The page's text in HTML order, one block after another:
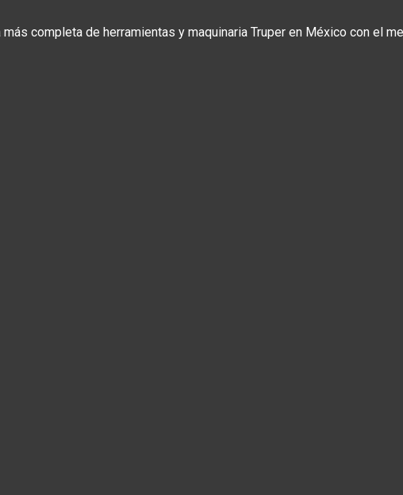
completa de herramientas y maquinaria Truper en México con el